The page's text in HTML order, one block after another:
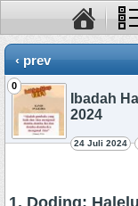
‹ prev
0
Ibadah
2024
24 Juli 2024
1. Doding: